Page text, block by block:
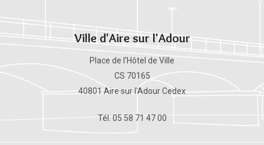
Ville d'Aire sur l'Adour
Place de l'Hôtel de Ville
CS 70165
40801 Aire sur l'Adour Cedex
Tél. 05 58 71 47 00